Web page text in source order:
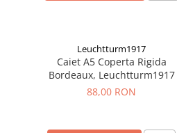
Leuchtturm1917
Caiet A5 Coperta Rigida
Bordeaux, Leuchtturm1917
88,00 RON